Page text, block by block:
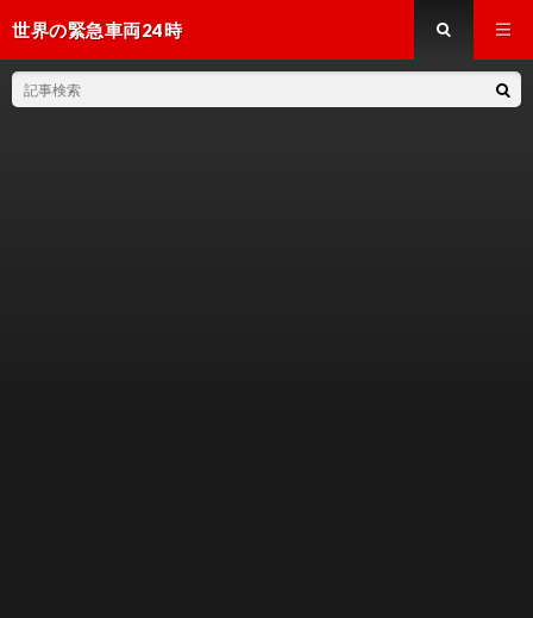
世界の緊急車両24時